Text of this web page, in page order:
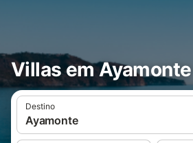
Villas em Ayamonte
Destino
Ayamonte